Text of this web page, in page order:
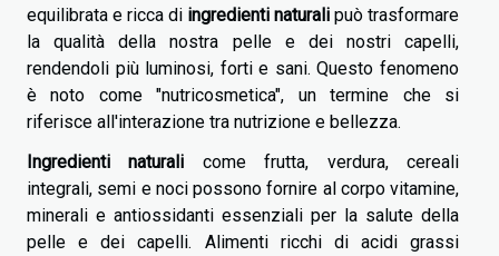
equilibrata e ricca di ingredienti naturali può trasformare
la qualità della nostra pelle e dei nostri capelli,
rendendoli più luminosi, forti e sani. Questo fenomeno
è noto come "nutricosmetica", un termine che si
riferisce all'interazione tra nutrizione e bellezza.
Ingredienti naturali come frutta, verdura, cereali
integrali, semi e noci possono fornire al corpo vitamine,
minerali e antiossidanti essenziali per la salute della
pelle e dei capelli. Alimenti ricchi di acidi grassi